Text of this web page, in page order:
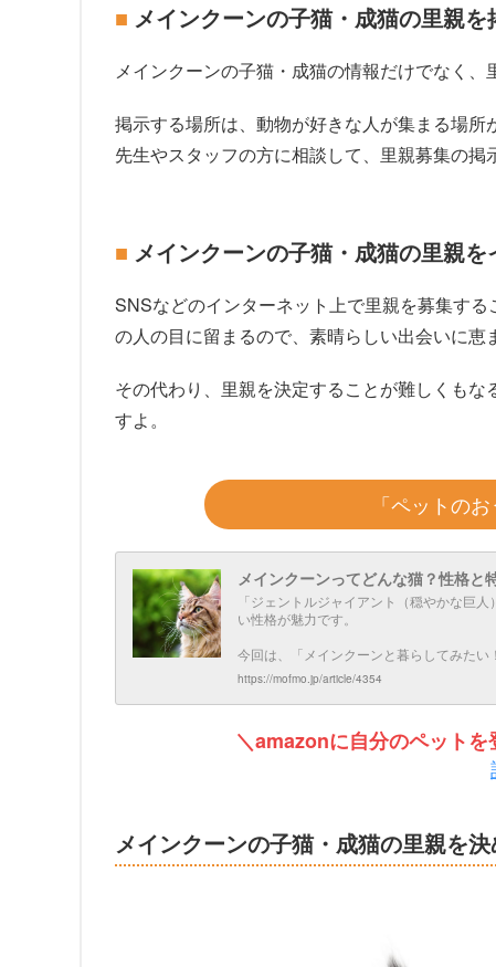
メインクーンの子猫・成猫の里親を
メインクーンの子猫・成猫の情報だけでなく、
掲示する場所は、動物が好きな人が集まる場所
先生やスタッフの方に相談して、里親募集の掲
メインクーンの子猫・成猫の里親
SNSなどのインターネット上で里親を募集す
の人の目に留まるので、素晴らしい出会いに恵
その代わり、里親を決定することが難しくも
すよ。
「ペットの
メインクーンってどんな猫？性格と
「ジェントルジャイアント（穏やかな巨
い性格が魅力です。
今回は、「メインクーンと暮らしてみた
https://mofmo.jp/article/4354
＼amazonに自分のペット
メインクーンの子猫・成猫の里親を